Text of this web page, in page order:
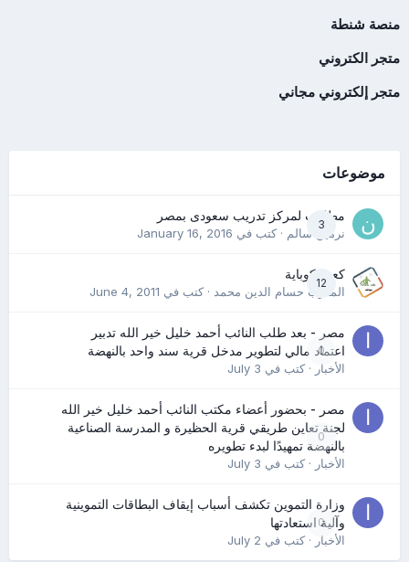
منصة شنطة
متجر الكتروني
متجر إلكتروني مجاني
موضوعات
3
مطلوب لمركز تدريب سعودى بمصر
نرمين سالم· كتب في January 16, 2016
12
كعب كوباية
المدرب حسام الدين محمد· كتب في June 4, 2011
0
مصر - بعد طلب النائب أحمد خليل خير الله تدبير
اعتماد مالي لتطوير مدخل قرية سند واحد بالنهضة
الأخبار· كتب في July 3
0
مصر - بحضور أعضاء مكتب النائب أحمد خليل خير الله
لجنة تعاين طريقي قرية الحظيرة و المدرسة الصناعية
بالنهضة تمهيدًا لبدء تطويره
الأخبار· كتب في July 3
0
وزارة التموين تكشف أسباب إيقاف البطاقات التموينية
وآلية استعادتها
الأخبار· كتب في July 2